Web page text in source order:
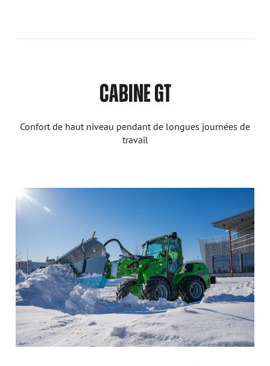
CABINE GT
Confort de haut niveau pendant de longues journées de
travail